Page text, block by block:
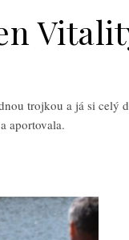
trojkou a já si celý
aportovala.